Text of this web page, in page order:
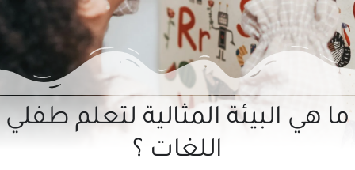
حول علمتني كنز
احجزي استشارة
ما هي البيئة المثالية لتعلم طفلي
اللغات ؟